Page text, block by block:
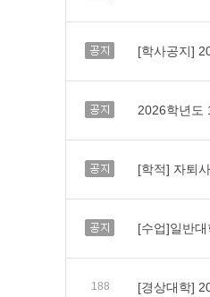
공지 [학사공지]
공지 2026학년도
공지 [학적] 자퇴
공지 [수업]일반
188 [경상대학]